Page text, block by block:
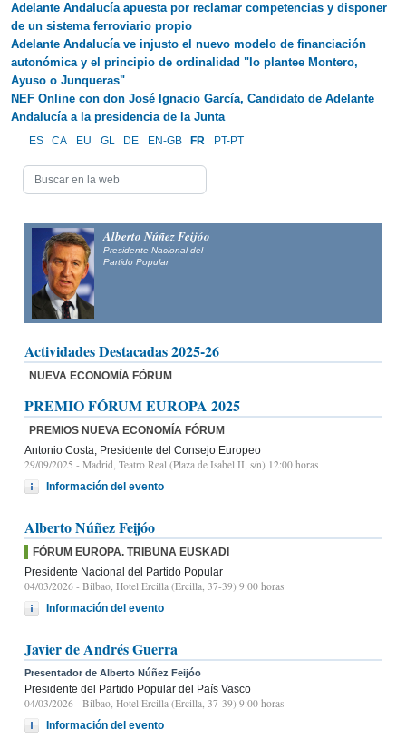
Adelante Andalucía apuesta por reclamar competencias y disponer
de un sistema ferroviario propio
Adelante Andalucía ve injusto el nuevo modelo de financiación
autonómica y el principio de ordinalidad "lo plantee Montero,
Ayuso o Junqueras"
NEF Online con don José Ignacio García, Candidato de Adelante
Andalucía a la presidencia de la Junta
ES CA EU GL DE EN-GB FR PT-PT
Alberto Núñez Feijóo
Presidente Nacional del
Partido Popular
Actividades Destacadas 2025-26
NUEVA ECONOMÍA FÓRUM
PREMIO FÓRUM EUROPA 2025
PREMIOS NUEVA ECONOMÍA FÓRUM
Antonio Costa, Presidente del Consejo Europeo
29/09/2025 - Madrid, Teatro Real (Plaza de Isabel II, s/n) 12:00 horas
Información del evento
Alberto Núñez Feijóo
FÓRUM EUROPA. TRIBUNA EUSKADI
Presidente Nacional del Partido Popular
04/03/2026 - Bilbao, Hotel Ercilla (Ercilla, 37-39) 9:00 horas
Información del evento
Javier de Andrés Guerra
Presentador de Alberto Núñez Feijóo
Presidente del Partido Popular del País Vasco
04/03/2026 - Bilbao, Hotel Ercilla (Ercilla, 37-39) 9:00 horas
Información del evento